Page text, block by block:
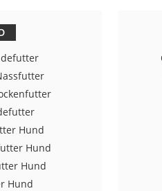
Katzenklappe
Hund
Hund
Hund
Hund